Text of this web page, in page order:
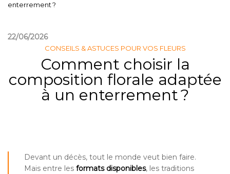
enterrement ?
22/06/2026
CONSEILS & ASTUCES POUR VOS FLEURS
Comment choisir la
composition florale adaptée
à un enterrement ?
Devant un décès, tout le monde veut bien faire.
Mais entre les formats disponibles, les traditions